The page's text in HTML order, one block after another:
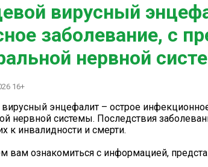
вирусный
заболевание, с
нервной
16+
энцефалит – острое
нервной системы. Последствия
к инвалидности и смерти.
вам ознакомиться с информацией,